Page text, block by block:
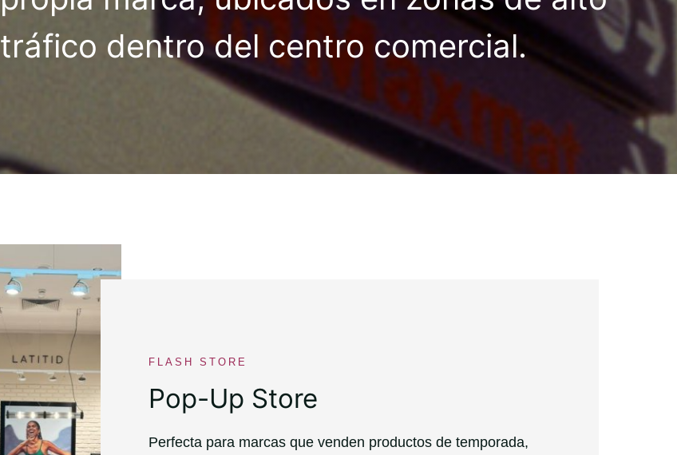
tráfico dentro del centro comercial.
FLASH STORE
Pop-Up Store
Perfecta para marcas que venden productos de temporada,